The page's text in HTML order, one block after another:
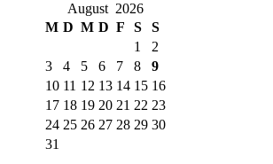
August 2026
M D M D F S
S
1
2
3
4 5 6 7 8
9
10 11 12 13 14 15 16
17 18 19 20 21 22 23
24 25 26 27 28 29 30
31